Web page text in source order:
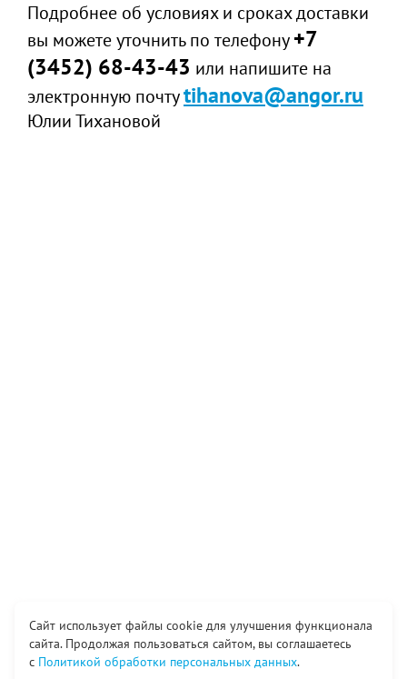
Подробнее об условиях и сроках доставки
вы можете уточнить по телефону+7
(3452) 68-43-43 или напишите на
электронную почтуtihanova@angor.ru
Юлии Тихановой
Сайт использует файлы cookie для улучшения функционала
сайта. Продолжая пользоваться сайтом, вы соглашаетесь
с Политикой обработки персональных данных.